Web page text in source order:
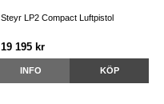
Steyr LP2 Compact Luftpistol
19 195 kr
INFO KÖP